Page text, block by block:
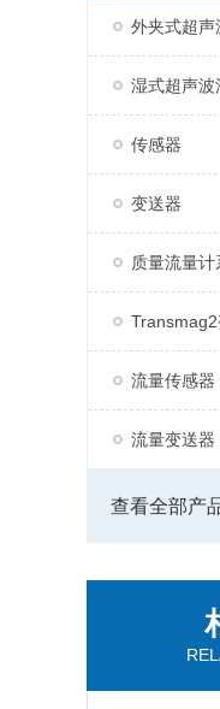
外夹式超声
湿式超声波
传感器
变送器
质量流量计
流量传感器
流量变送器
查看全部产